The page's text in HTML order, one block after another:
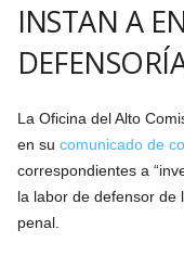
INSTAN A
La Oficina del Alto
en su comunicado de
correspondientes a
la labor de defensor de
penal.